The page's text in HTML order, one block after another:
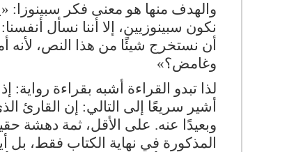
والهدف منها هو معنى فكر سبينوزا:
نكون سبينوزيين، إلا أننا نسأل
أن نستخرج شيئًا من هذا النص،
وغامض؟»
لذا تبدو القراءة أشبه بقراءة
أشير سريعًا إلى التالي: إن
وبعيدًا عنه. على الأقل، ثمة دهشة
المذكورة في نهاية الكتاب فقط،